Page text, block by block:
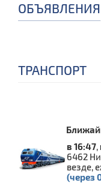
ОБЪЯВЛЕНИЯ
ТРАНСПОРТ
в 16:47,
6462
везде,
(через